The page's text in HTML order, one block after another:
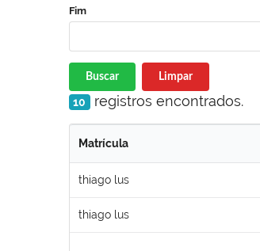
Fim
Buscar Limpar
10 registros encontrados.
Matrícula
thiago lus
thiago lus